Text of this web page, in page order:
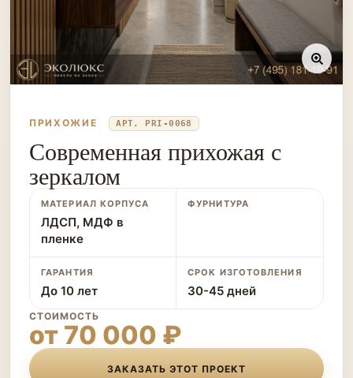
ПРИХОЖИЕ АРТ. PRI-0068
Современная прихожая с
зеркалом
МАТЕРИАЛ КОРПУСА
ЛДСП, МДФ в
пленке
ФУРНИТУРА
ГАРАНТИЯ
До 10 лет
СРОК ИЗГОТОВЛЕНИЯ
30-45 дней
СТОИМОСТЬ
от 70 000 ₽
ЗАКАЗАТЬ ЭТОТ ПРОЕКТ